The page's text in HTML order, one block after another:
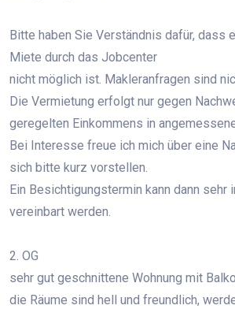
Bitte haben Sie Verständnis dafür, dass
Miete durch das Jobcenter
nicht möglich ist. Makleranfragen sind
Die Vermietung erfolgt nur gegen
geregelten Einkommens in
Bei Interesse freue ich mich über eine
sich bitte kurz vorstellen.
Ein Besichtigungstermin kann dann sehr
vereinbart werden.
2. OG
sehr gut geschnittene Wohnung mit
die Räume sind hell und freundlich,